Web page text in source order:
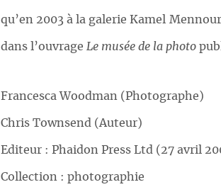
qu’en 2003 à la galerie Kamel
dans l’ouvrage Le musée de la photo
Francesca Woodman (Photographe)
Chris Townsend (Auteur)
Editeur : Phaidon Press Ltd (27 avril
Collection : photographie